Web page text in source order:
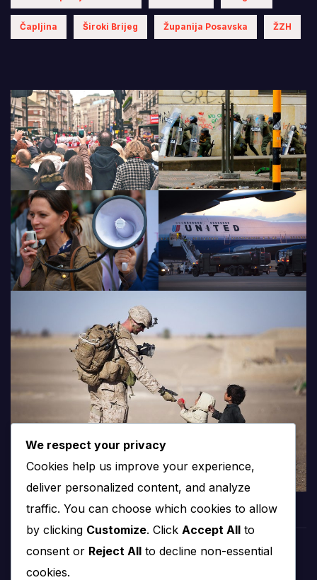
Čapljina Široki Brijeg Županija Posavska ŽZH
We respect your privacy
Cookies help us improve your experience,
deliver personalized content, and analyze
traffic. You can choose which cookies to allow
by clicking Customize. Click Accept All to
consent or Reject All to decline non-essential
cookies.